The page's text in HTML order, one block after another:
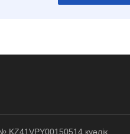
куәлік.